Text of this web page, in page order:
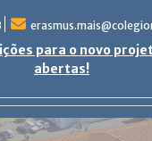
para o novo
abertas!